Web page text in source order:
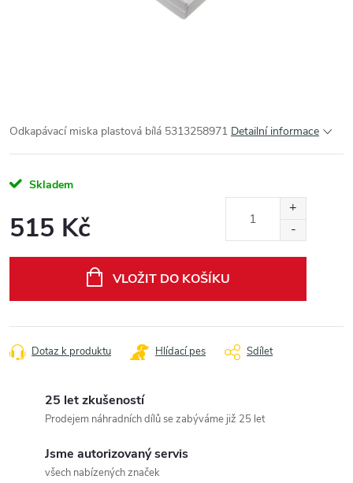
Odkapávací miska plastová bílá 5313258971 Detailní informace
Skladem
515 Kč
VLOŽIT DO KOŠÍKU
Dotaz k produktu Hlídací pes Sdílet
25 let zkušeností
Prodejem náhradních dílů se zabýváme již 25 let
Jsme autorizovaný servis
všech nabízených značek